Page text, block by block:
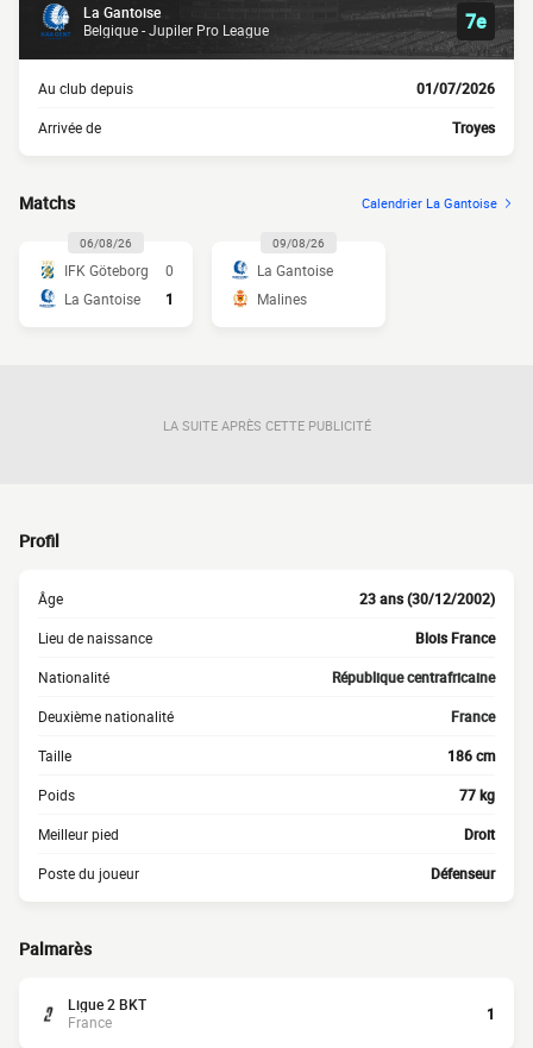
La Gantoise
Belgique - Jupiler Pro League
7e
Au club depuis 01/07/2026
Arrivée de Troyes
Matchs Calendrier La Gantoise
06/08/26
IFK Göteborg
0
La Gantoise
1
09/08/26
La Gantoise
Malines
LA SUITE APRÈS CETTE PUBLICITÉ
Profil
Âge 23 ans (30/12/2002)
Lieu de naissance Blois France
Nationalité République centrafricaine
Deuxième nationalité France
Taille 186 cm
Poids 77 kg
Meilleur pied Droit
Poste du joueur Défenseur
Palmarès
Ligue 2 BKT
France
1